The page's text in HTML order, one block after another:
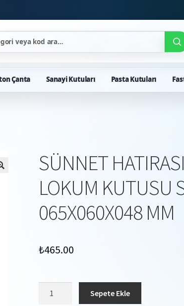
Çanta Sanayi Kutuları Pasta Kutuları
SÜNNET
LOKUM KUTUSU
065X060X048 MM
₺465.00
Sepete Ekle